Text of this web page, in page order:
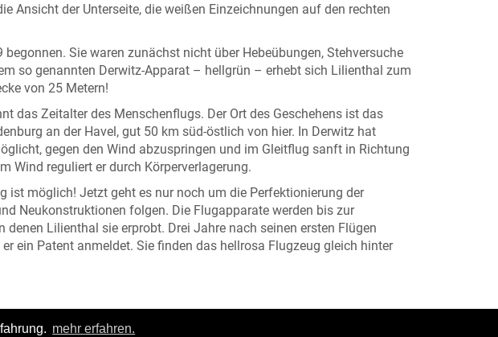
mehr erfahren.
Ansicht der Unterseite, die weißen Einzeichnungen auf den rechten
Sie waren zunächst nicht über Hebeübungen, Stehversuche
so genannten Derwitz-Apparat – hellgrün – erhebt sich Lilienthal zum
von 25 Metern!
das Zeitalter des Menschenflugs. Der Ort des Geschehens ist das
an der Havel, gut 50 km süd-östlich von hier. In Derwitz hat
gegen den Wind abzuspringen und im Gleitflug sanft in Richtung
Wind reguliert er durch Körperverlagerung.
ist möglich! Jetzt geht es nur noch um die Perfektionierung der
Neukonstruktionen folgen. Die Flugapparate werden bis zur
Lilienthal sie erprobt. Drei Jahre nach seinen ersten Flügen
ein Patent anmeldet. Sie finden das hellrosa Flugzeug gleich hinter